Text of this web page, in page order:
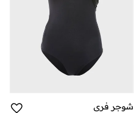
شوجر فري